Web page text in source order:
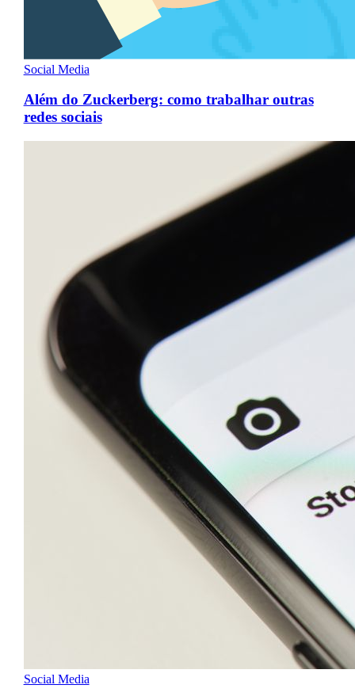
Social Media
Além do Zuckerberg: como trabalhar outras
redes sociais
Social Media